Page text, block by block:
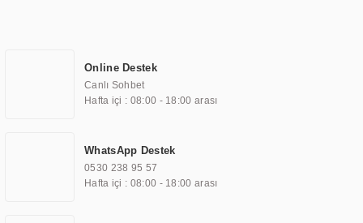
TOCHI markası altında kendi ürettiği ürünlerde kullanmıştır. Günümüzde
TOCHI; videowall, digital signage, kiosk, totem, akıllı durak ekranı, araç içi
ekran, asansör ekranı, digital menüboard, marin ekran, medikal ekran,
ekranları, endüstriyel ekranlar, kapı önü bilgi ekranları, panel PC,
endüstriyel Panel PC, mini PC, endüstriyel mini PC ve akıllı bina sistemleri
gibi çözümleri 4.5" ile 110” boyutları arasında üretebilirken, ayrıca standart
Online Destek
Canlı Sohbet
Hafta içi : 08:00 - 18:00 arası
WhatsApp Destek
0530 238 95 57
Hafta içi : 08:00 - 18:00 arası